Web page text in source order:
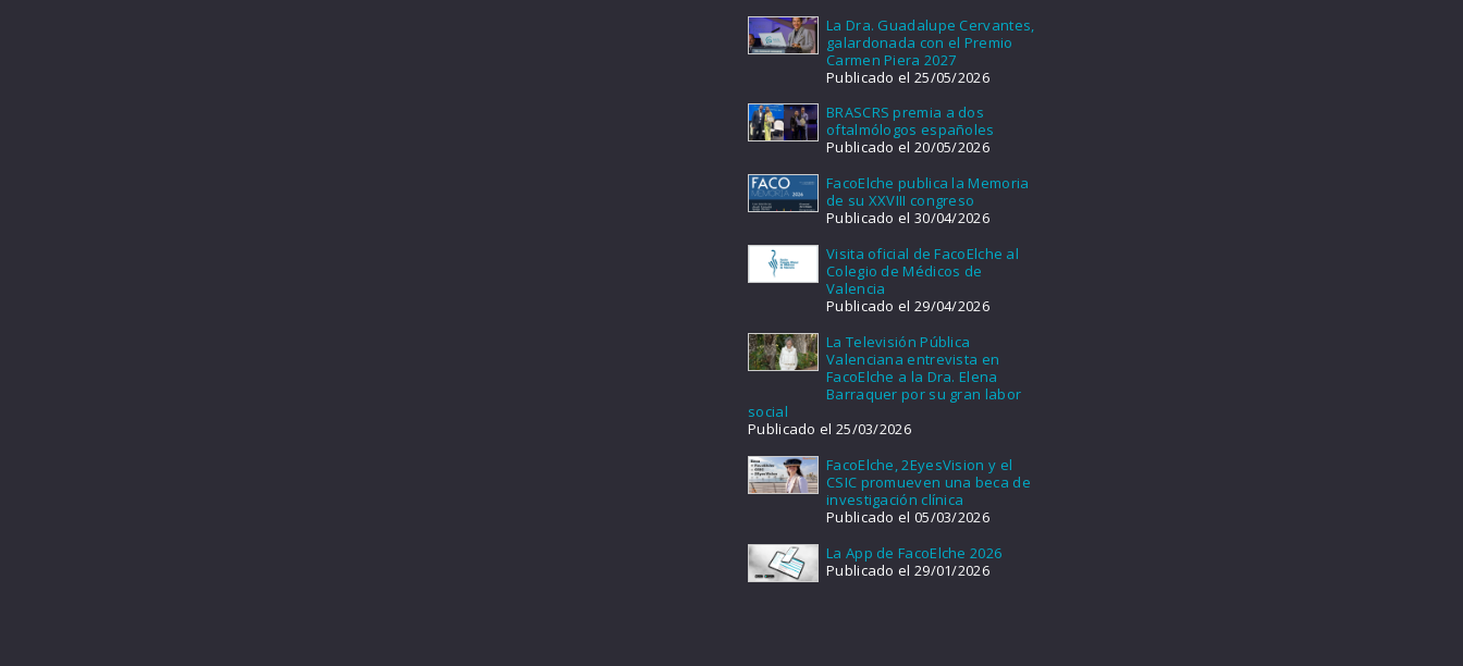
La Dra. Guadalupe Cervantes,
galardonada con el Premio
Carmen Piera 2027
Publicado el 25/05/2026
BRASCRS premia a dos
oftalmólogos españoles
Publicado el 20/05/2026
FacoElche publica la Memoria
de su XXVIII congreso
Publicado el 30/04/2026
Visita oficial de FacoElche al
Colegio de Médicos de
Valencia
Publicado el 29/04/2026
La Televisión Pública
Valenciana entrevista en
FacoElche a la Dra. Elena
Barraquer por su gran labor
social
Publicado el 25/03/2026
FacoElche, 2EyesVision y el
CSIC promueven una beca de
investigación clínica
Publicado el 05/03/2026
La App de FacoElche 2026
Publicado el 29/01/2026